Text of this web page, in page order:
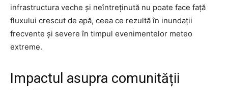
infrastructura veche și neîntreținută nu poate face față
fluxului crescut de apă, ceea ce rezultă în inundații
frecvente și severe în timpul evenimentelor meteo
extreme.
Impactul asupra comunității